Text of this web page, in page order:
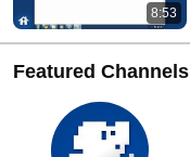
8:53
Featured Channels